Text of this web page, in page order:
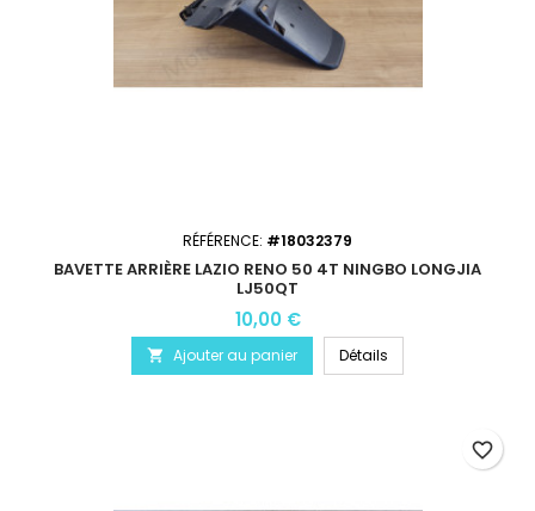
RÉFÉRENCE: #18032379
BAVETTE ARRIÈRE LAZIO RENO 50 4T NINGBO LONGJIA
LJ50QT
10,00 €
 Ajouter au panier Détails
favorite_border